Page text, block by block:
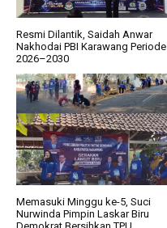
Resmi Dilantik, Saidah Anwar
Nakhodai PBI Karawang Periode
2026–2030
Memasuki Minggu ke-5, Suci
Nurwinda Pimpin Laskar Biru